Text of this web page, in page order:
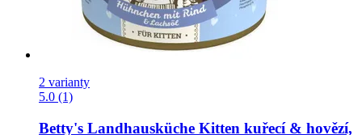
2 varianty
5.0 (1)
Betty's Landhausküche Kitten kuřecí & hovězí,